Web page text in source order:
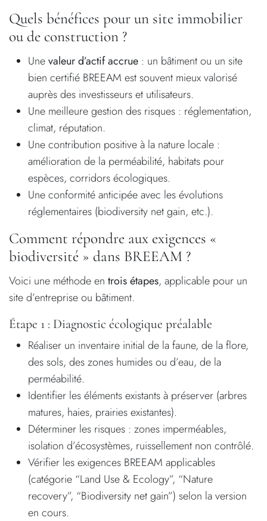
Quels bénéfices pour un site immobilier
ou de construction ?
Unevaleur d’actif accrue : un bâtiment ou un site
bien certifié BREEAM est souvent mieux valorisé
auprès des investisseurs et utilisateurs.
Une meilleure gestion des risques : réglementation,
climat, réputation.
Une contribution positive à la nature locale :
amélioration de la perméabilité, habitats pour
espèces, corridors écologiques.
Une conformité anticipée avec les évolutions
réglementaires (biodiversity net gain, etc.).
Comment répondre aux exigences «
biodiversité » dans BREEAM ?
Voici une méthode en trois étapes, applicable pour un
site d’entreprise ou bâtiment.
Étape 1 : Diagnostic écologique préalable
Réaliser un inventaire initial de la faune, de la flore,
des sols, des zones humides ou d’eau, de la
perméabilité.
Identifier les éléments existants à préserver (arbres
matures, haies, prairies existantes).
Déterminer les risques : zones imperméables,
isolation d’écosystèmes, ruissellement non contrôlé.
Vérifier les exigences BREEAM applicables
(catégorie “Land Use & Ecology”, “Nature
recovery”, “Biodiversity net gain”) selon la version
en cours.